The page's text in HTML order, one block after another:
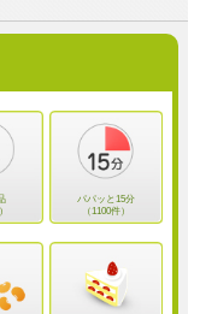
パパッと15分
（1100件）